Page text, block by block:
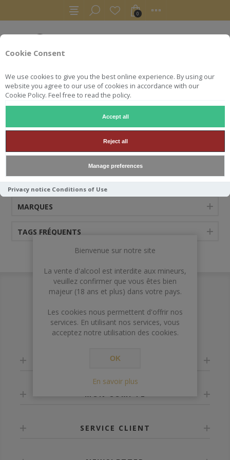
Cookie Consent
We use cookies to give you the best online experience. By using our
website you agree to our use of cookies in accordance with our
Cookie Policy. Feel free to read the policy.
Accept all
Reject all
Manage preferences
Privacy notice Conditions of Use
0
PITTYVAICH
CATÉGORIES
MARQUES
TAGS FRÉQUENTS
INFORMATION
MON COMPTE
SERVICE CLIENT
Bienvenue sur notre site
La vente d'alcool est interdite aux mineurs,
veuillez confirmer que vous êtes bien
majeur (18 ans et plus) dans votre pays.
Les cookies nous permettent d'offrir nos
services. En utilisant nos services, vous
acceptez notre utilisation des cookies.
OK
En savoir plus